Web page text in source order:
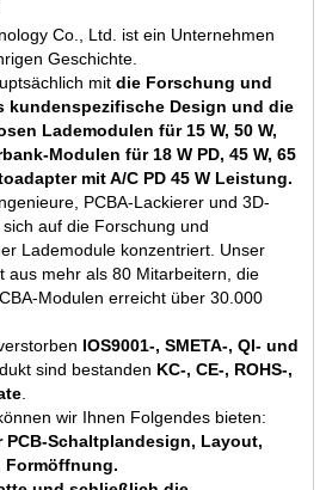
Co., Ltd. ist ein Unternehmen
Geschichte.
mit die Forschung und
kundenspezifische Design und die
Lademodulen für 15 W, 50 W,
Modulen für 18 W PD, 45 W, 65
mit A/C PD 45 W Leistung.
PCBA-Lackierer und 3D-
auf die Forschung und
Lademodule konzentriert. Unser
aus mehr als 80 Mitarbeitern, die
Modulen erreicht über 30.000
IOS9001-, SMETA-, QI- und
sind bestanden KC-, CE-, ROHS-,
.
wir Ihnen Folgendes bieten:
Schaltplandesign, Layout,
Formöffnung.